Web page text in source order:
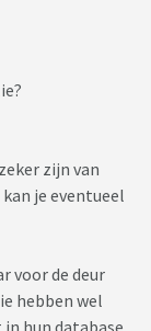
zijn van
je eventueel
voor de deur
hebben wel